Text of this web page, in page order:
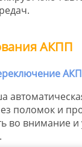
АКПП
поломок и
во внимание и